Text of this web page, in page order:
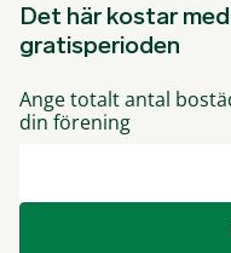
Det här kostar
gratisperioden
Ange totalt antal
din förening